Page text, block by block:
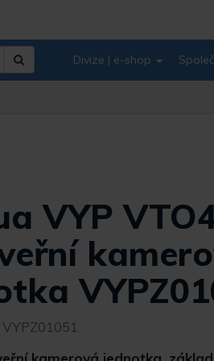
Divize | e-shop
VYP
VYPZ01051